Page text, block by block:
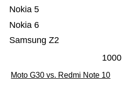
Samsung Z2
Nokia 6
Nokia 5
1000
Moto G30 vs. Redmi Note 10